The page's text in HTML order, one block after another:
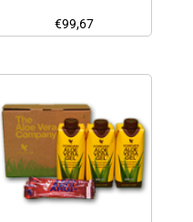
€99,67